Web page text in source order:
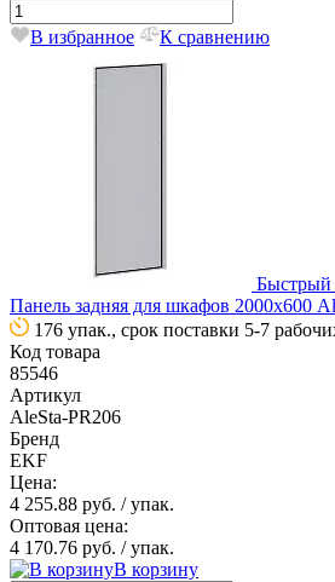
В избранное К сравнению
Быстрый
Панель задняя для шкафов 2000х600
176 упак., срок поставки 5-7
Код товара
85546
Артикул
AleSta-PR206
Бренд
EKF
Цена:
4 255.88 руб. / упак.
Оптовая цена:
4 170.76 руб. / упак.
В корзину